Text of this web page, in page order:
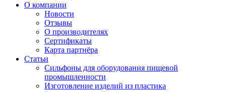
О компании
Новости
Отзывы
О производителях
Сертификаты
Карта партнёра
Статьи
Сильфоны для оборудования пищевой
промышленности
Изготовление изделий из пластика